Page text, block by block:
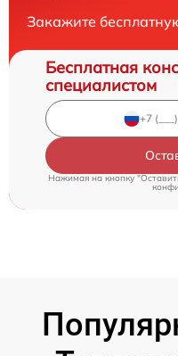
Закажите
Бесплатная
специалистом
Нажимая на кнопку